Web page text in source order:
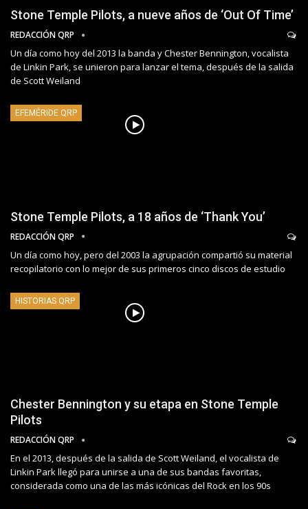
Stone Temple Pilots, a nueve años de ‘Out Of Time’
REDACCIÓN QRP
Un día como hoy del 2013 la banda y Chester Bennington, vocalista
de Linkin Park, se unieron para lanzar el tema, después de la salida
de Scott Weiland
EFEMÉRIDE QRP
Stone Temple Pilots, a 18 años de ‘Thank You’
REDACCIÓN QRP
Un día como hoy, pero del 2003 la agrupación compartió su material
recopilatorio con lo mejor de sus primeros cinco discos de estudio
HISTORIAS QRP
Chester Bennington y su etapa en Stone Temple
Pilots
REDACCIÓN QRP
En el 2013, después de la salida de Scott Weiland, el vocalista de
Linkin Park llegó para unirse a una de sus bandas favoritas,
considerada como una de las más icónicas del Rock en los 90s